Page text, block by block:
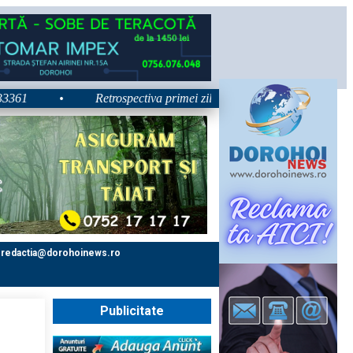
• Retrospectiva primei zile la Zilele Nordului 2026:
redactia@dorohoinews.ro
Publicitate